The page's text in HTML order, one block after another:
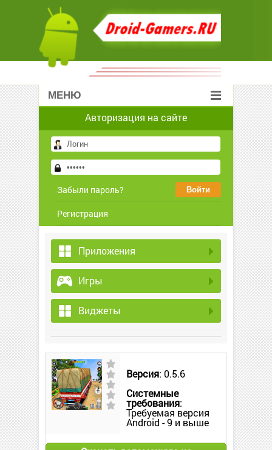
МЕНЮ
Авторизация на сайте
Забыли пароль?
Регистрация
Приложения
Игры
Виджеты
Версия: 0.5.6
Системные
требования:
Требуемая версия
Android - 9 и выше